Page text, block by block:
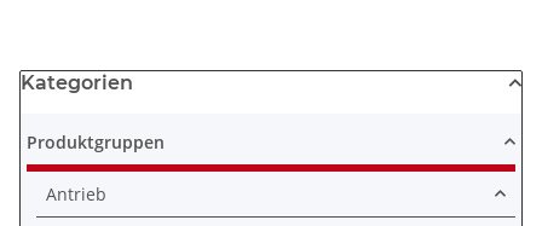
Kategorien
Produktgruppen
Antrieb